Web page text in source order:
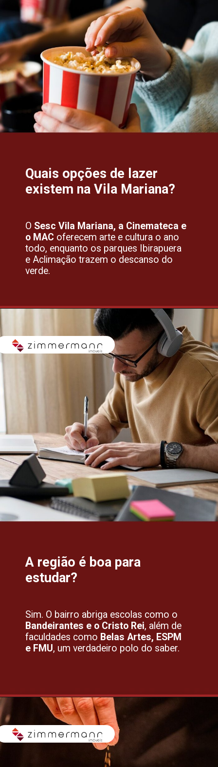
Quais opções de lazer
existem na Vila Mariana?
O Sesc Vila Mariana, a Cinemateca e
o MAC oferecem arte e cultura o ano
todo, enquanto os parques Ibirapuera
e Aclimação trazem o descanso do
verde.
A região é boa para
estudar?
Sim. O bairro abriga escolas como o
Bandeirantes e o Cristo Rei, além de
faculdades como Belas Artes, ESPM
e FMU, um verdadeiro polo do saber.